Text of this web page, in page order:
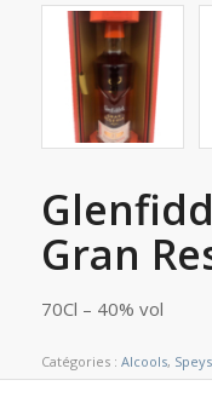
Gran
70Cl – 40% vol
Catégories : Alcools,